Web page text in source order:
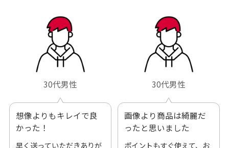
30代男性
想像よりもキレイで良
かった！
早く送っていただきありが
30代男性
画像より商品は綺麗だ
ったと思いました
ポイントもすぐ使えて、お